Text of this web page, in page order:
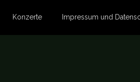
Konzerte Impressum und